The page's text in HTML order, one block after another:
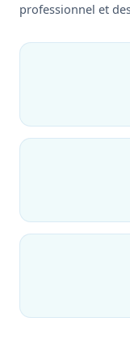
professionnel et